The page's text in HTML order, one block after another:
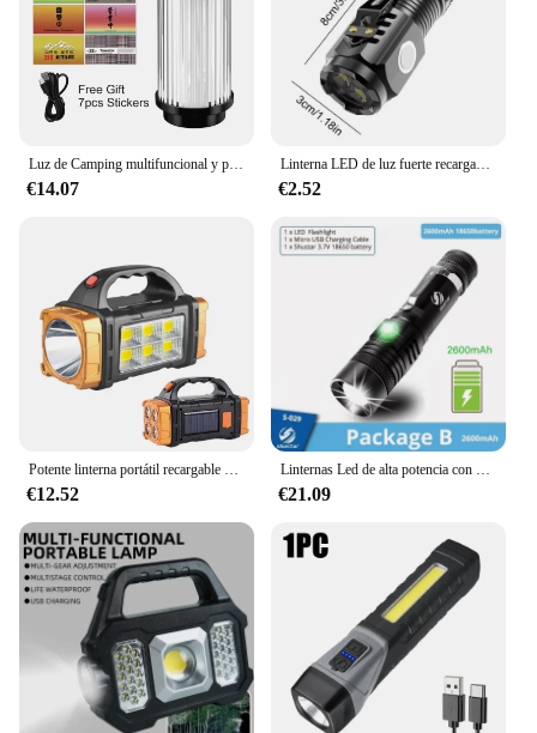
Luz de Camping multifuncional y potente, nueva linterna recargable, Mini LED, luz blanca cálida, 38 Explore Camping al aire libre
€14.07
Linterna LED de luz fuerte recargable multifuncional para el hogar, Mini linterna portátil de largo alcance para exteriores, luz de Clip de tapa
€2.52
Potente linterna portátil recargable por USB, luz LED Solar con COB, luz de trabajo, carga de 4 engranajes, lámpara de Camping para teléfono móvil
€12.52
Linternas Led de alta potencia con zoom, linterna de Camping con cuentas de lámpara LED T6, resistente al agua, 4 modos de iluminación, Cargador USB multifunción
€21.09